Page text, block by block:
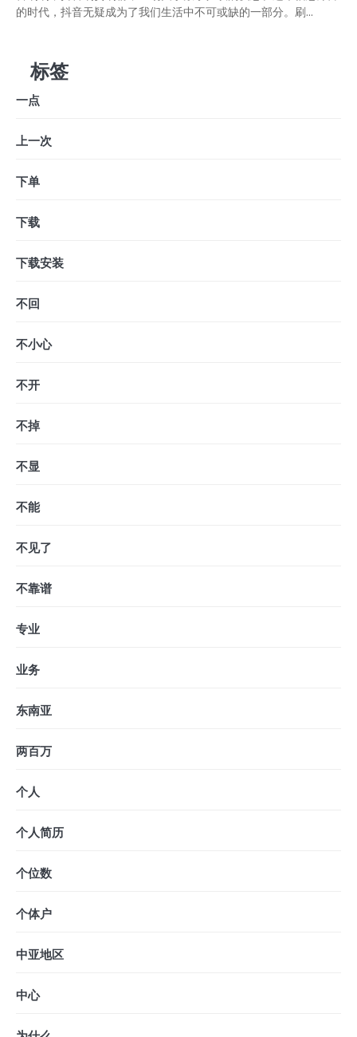
的时代，抖音无疑成为了我们生活中不可或缺的一部分。刷...
标签
一点
上一次
下单
下载
下载安装
不回
不小心
不开
不掉
不显
不能
不见了
不靠谱
专业
业务
东南亚
两百万
个人
个人简历
个位数
个体户
中亚地区
中心